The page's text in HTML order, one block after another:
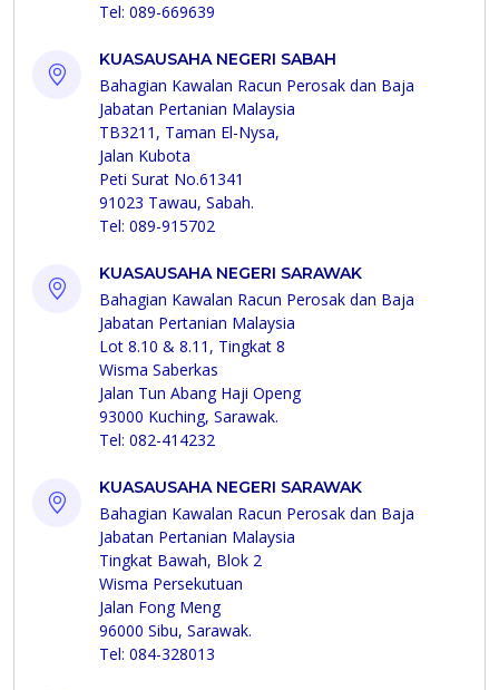
Tel: 089-669639
KUASAUSAHA NEGERI SABAH
Bahagian Kawalan Racun Perosak dan Baja
Jabatan Pertanian Malaysia
TB3211, Taman El-Nysa,
Jalan Kubota
Peti Surat No.61341
91023 Tawau, Sabah.
Tel: 089-915702
KUASAUSAHA NEGERI SARAWAK
Bahagian Kawalan Racun Perosak dan Baja
Jabatan Pertanian Malaysia
Lot 8.10 & 8.11, Tingkat 8
Wisma Saberkas
Jalan Tun Abang Haji Openg
93000 Kuching, Sarawak.
Tel: 082-414232
KUASAUSAHA NEGERI SARAWAK
Bahagian Kawalan Racun Perosak dan Baja
Jabatan Pertanian Malaysia
Tingkat Bawah, Blok 2
Wisma Persekutuan
Jalan Fong Meng
96000 Sibu, Sarawak.
Tel: 084-328013